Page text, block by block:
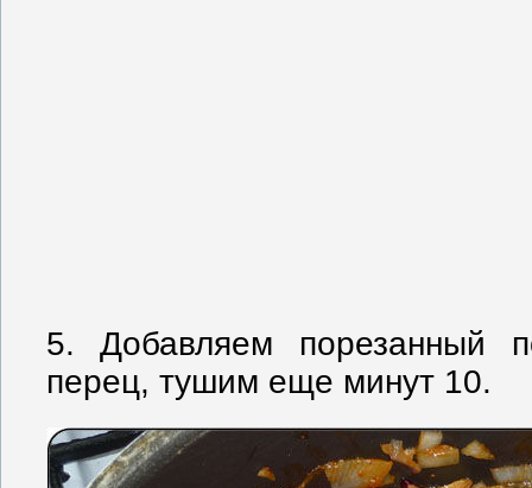
5. Добавляем порезанный
перец, тушим еще минут 10.